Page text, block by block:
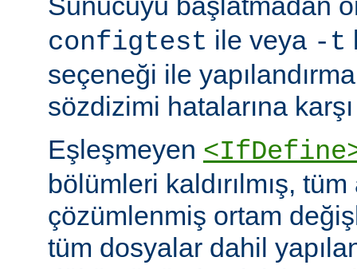
configtest ile veya -t
seçeneği ile yapılandırma
sözdizimi hatalarına
Eşleşmeyen
bölümleri kaldırılmış,
çözümlenmiş ortam
tüm dosyalar dahil